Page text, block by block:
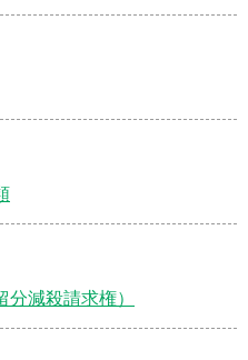
減殺請求権）